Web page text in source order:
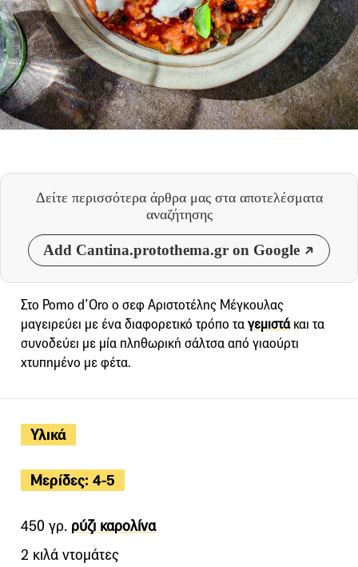
Δείτε περισσότερα άρθρα μας στα αποτελέσματα
αναζήτησης
Add Cantina.protothema.gr on Google
Υλικά
Μερίδες: 4-5
450 γρ. ρύζι καρολίνα
2 κιλά ντομάτες
Στο Pomo d’Oro ο σεφ Αριστοτέλης Μέγκουλας
μαγειρεύει με ένα διαφορετικό τρόπο ταγεμιστάκαι τα
συνοδεύει με μία πληθωρική σάλτσα από γιαούρτι
χτυπημένο με φέτα.